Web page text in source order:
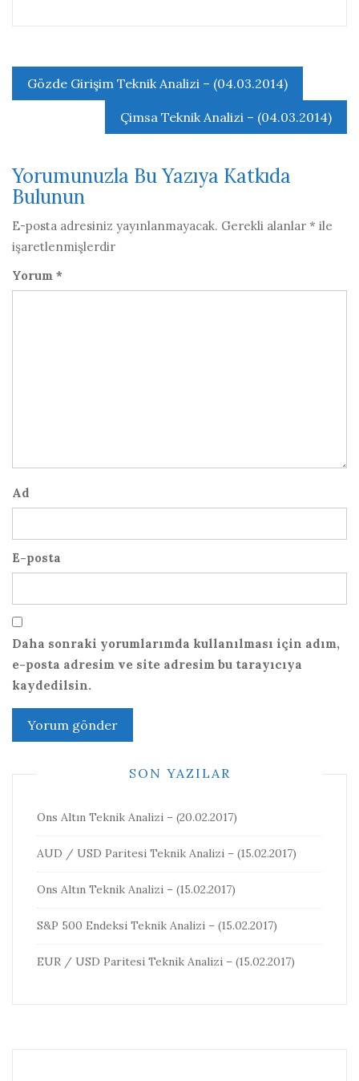
Yazı
gezinmesi
Gözde Girişim Teknik Analizi – (04.03.2014)
Çimsa Teknik Analizi – (04.03.2014)
Yorumunuzla Bu Yazıya Katkıda
Bulunun
E-posta adresiniz yayınlanmayacak. Gerekli alanlar * ile
işaretlenmişlerdir
Yorum *
Ad
E-posta
Daha sonraki yorumlarımda kullanılması için adım,
e-posta adresim ve site adresim bu tarayıcıya
kaydedilsin.
SON YAZILAR
Ons Altın Teknik Analizi – (20.02.2017)
AUD / USD Paritesi Teknik Analizi – (15.02.2017)
Ons Altın Teknik Analizi – (15.02.2017)
S&P 500 Endeksi Teknik Analizi – (15.02.2017)
EUR / USD Paritesi Teknik Analizi – (15.02.2017)